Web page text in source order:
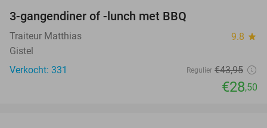
3-gangendiner of -lunch met BBQ
Traiteur Matthias 9.8 star
Gistel
Verkocht: 331
Regulier €43,95
€28,50